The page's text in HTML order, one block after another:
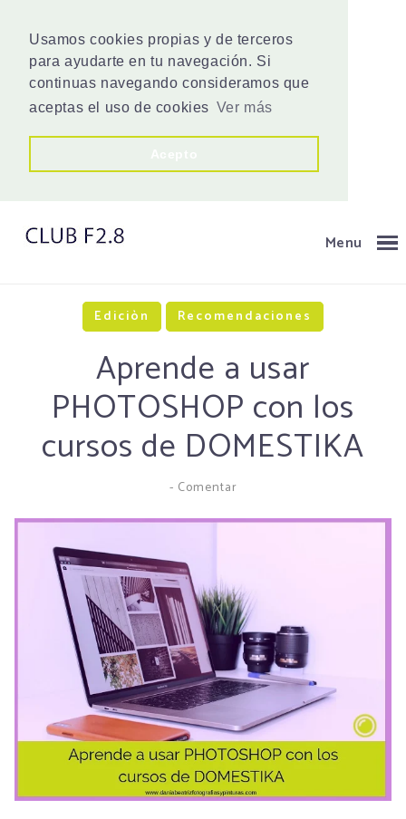
Usamos cookies propias y de terceros
para ayudarte en tu navegación. Si
continuas navegando consideramos que
aceptas el uso de cookies Ver más
Menu
Ediciòn Recomendaciones
Aprende a usar
PHOTOSHOP con los
cursos de DOMESTIKA
- Comentar